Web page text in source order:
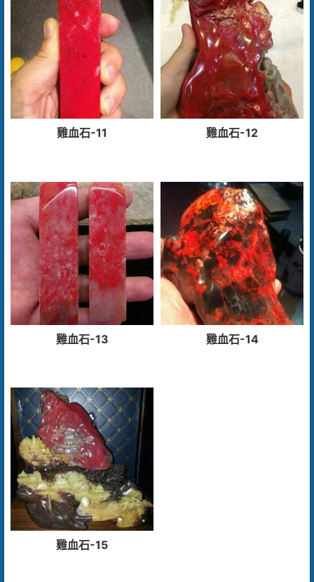
雞血石-11 雞血石-12
雞血石-13 雞血石-14
雞血石-15